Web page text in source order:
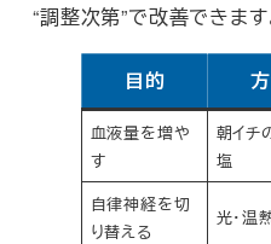
“調整次第”で改善できます
目的
血液量を増や
す
朝イチ
塩
自律神経を切
り替える
光・温